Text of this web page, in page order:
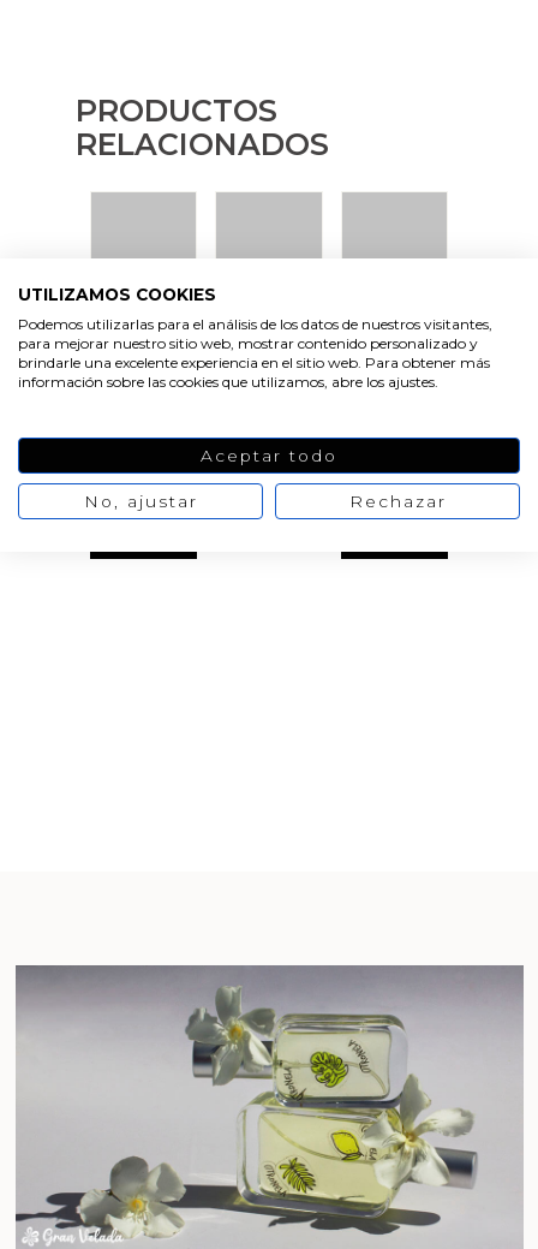
PRODUCTOS
RELACIONADOS
VER
PRODUCTO
VER
PRODUCTO PRODUCTO
VER
VER
UTILIZAMOS COOKIES
Podemos utilizarlas para el análisis de los datos de nuestros visitantes,
para mejorar nuestro sitio web, mostrar contenido personalizado y
brindarle una excelente experiencia en el sitio web. Para obtener más
información sobre las cookies que utilizamos, abre los ajustes.
Aceptar todo
No, ajustar Rechazar